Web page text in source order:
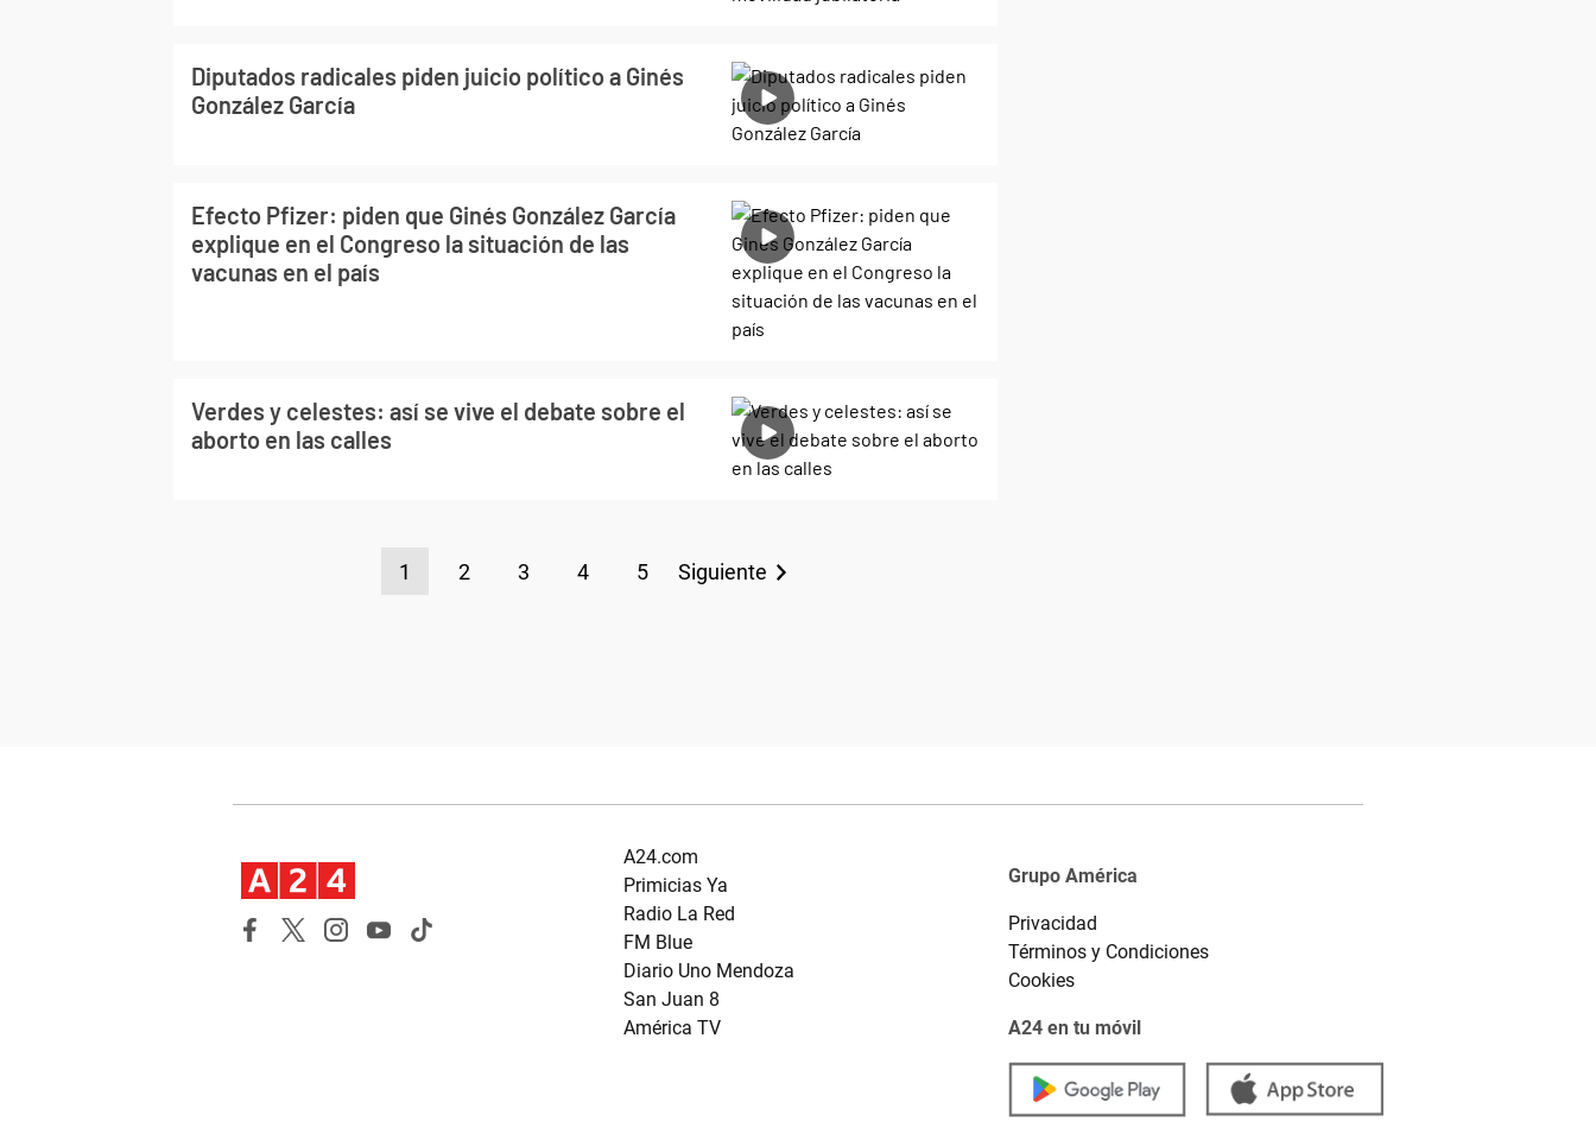
Diputados radicales piden juicio político a Ginés
González García
Efecto Pfizer: piden que Ginés González García
explique en el Congreso la situación de las
vacunas en el país
Verdes y celestes: así se vive el debate sobre el
aborto en las calles
1 2 3 4 5 Siguiente
A24.com
Primicias Ya
Radio La Red
FM Blue
Diario Uno Mendoza
San Juan 8
América TV
Grupo América
Privacidad
Términos y Condiciones
Cookies
A24 en tu móvil